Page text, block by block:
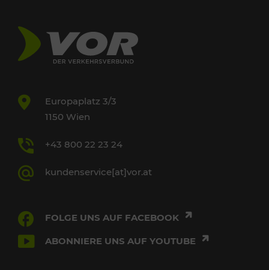
Europaplatz 3/3
1150 Wien
+43 800 22 23 24
kundenservice[at]vor.at
FOLGE UNS AUF FACEBOOK
ABONNIERE UNS AUF YOUTUBE